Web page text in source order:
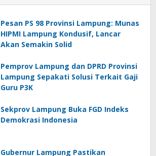
Pesan PS 98 Provinsi Lampung: Munas
HIPMI Lampung Kondusif, Lancar
Akan Semakin Solid
Pemprov Lampung dan DPRD Provinsi
Lampung Sepakati Solusi Terkait Gaji
Guru P3K
Sekprov Lampung Buka FGD Indeks
Demokrasi Indonesia
Gubernur Lampung Pastikan